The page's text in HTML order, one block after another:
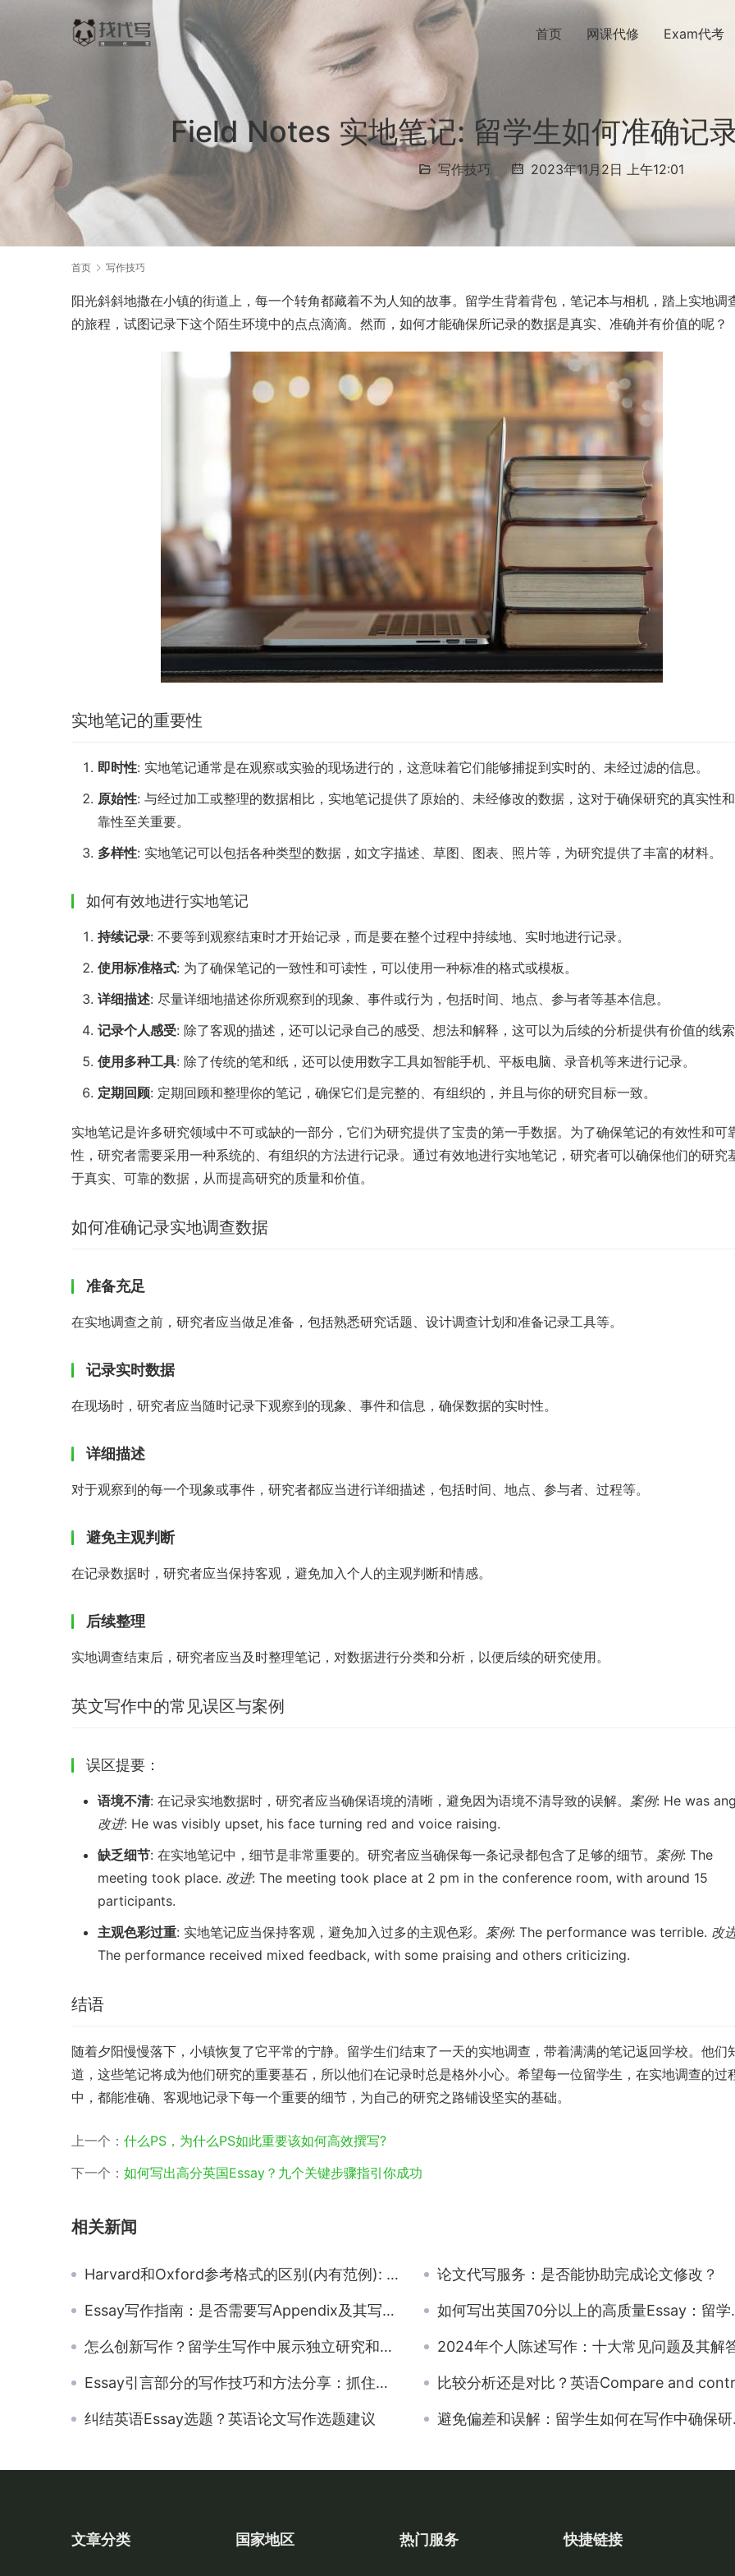
首页 网课代修 Exam代考
Field Notes 实地笔记: 留学生如何准确记
写作技巧 2023年11月2日 上午12:01
首页 写作技巧
阳光斜斜地撒在小镇的街道上，每一个转角都藏着不为人知的故事。留学生背着背包，笔记本与相机，踏上实地调
的旅程，试图记录下这个陌生环境中的点点滴滴。然而，如何才能确保所记录的数据是真实、准确并有价值的呢？
实地笔记的重要性
即时性: 实地笔记通常是在观察或实验的现场进行的，这意味着它们能够捕捉到实时的、未经过滤的信息。
原始性: 与经过加工或整理的数据相比，实地笔记提供了原始的、未经修改的数据，这对于确保研究的真实性
靠性至关重要。
多样性: 实地笔记可以包括各种类型的数据，如文字描述、草图、图表、照片等，为研究提供了丰富的材料。
如何有效地进行实地笔记
持续记录: 不要等到观察结束时才开始记录，而是要在整个过程中持续地、实时地进行记录。
使用标准格式: 为了确保笔记的一致性和可读性，可以使用一种标准的格式或模板。
详细描述: 尽量详细地描述你所观察到的现象、事件或行为，包括时间、地点、参与者等基本信息。
记录个人感受: 除了客观的描述，还可以记录自己的感受、想法和解释，这可以为后续的分析提供有价值的线
使用多种工具: 除了传统的笔和纸，还可以使用数字工具如智能手机、平板电脑、录音机等来进行记录。
定期回顾: 定期回顾和整理你的笔记，确保它们是完整的、有组织的，并且与你的研究目标一致。
实地笔记是许多研究领域中不可或缺的一部分，它们为研究提供了宝贵的第一手数据。为了确保笔记的有效性和可
性，研究者需要采用一种系统的、有组织的方法进行记录。通过有效地进行实地笔记，研究者可以确保他们的研究
于真实、可靠的数据，从而提高研究的质量和价值。
如何准确记录实地调查数据
准备充足
在实地调查之前，研究者应当做足准备，包括熟悉研究话题、设计调查计划和准备记录工具等。
记录实时数据
在现场时，研究者应当随时记录下观察到的现象、事件和信息，确保数据的实时性。
详细描述
对于观察到的每一个现象或事件，研究者都应当进行详细描述，包括时间、地点、参与者、过程等。
避免主观判断
在记录数据时，研究者应当保持客观，避免加入个人的主观判断和情感。
后续整理
实地调查结束后，研究者应当及时整理笔记，对数据进行分类和分析，以便后续的研究使用。
英文写作中的常见误区与案例
误区提要：
语境不清: 在记录实地数据时，研究者应当确保语境的清晰，避免因为语境不清导致的误解。 案例: He was
改进: He was visibly upset, his face turning red and voice raising.
缺乏细节: 在实地笔记中，细节是非常重要的。研究者应当确保每一条记录都包含了足够的细节。 案例: The
meeting took place. 改进: The meeting took place at 2 pm in the conference room, with around 15
participants.
主观色彩过重: 实地笔记应当保持客观，避免加入过多的主观色彩。 案例: The performance was terrible. 改
The performance received mixed feedback, with some praising and others criticizing.
结语
随着夕阳慢慢落下，小镇恢复了它平常的宁静。留学生们结束了一天的实地调查，带着满满的笔记返回学校。他们
道，这些笔记将成为他们研究的重要基石，所以他们在记录时总是格外小心。希望每一位留学生，在实地调查的过
中，都能准确、客观地记录下每一个重要的细节，为自己的研究之路铺设坚实的基础。
上一个： 什么PS，为什么PS如此重要该如何高效撰写?
下一个： 如何写出高分英国Essay？九个关键步骤指引你成功
相关新闻
Harvard和Oxford参考格式的区别(内有范例): 一站式解答! 论文代写服务：是否能协助完成论文修改？
Essay写作指南：是否需要写Appendix及其写作技巧 如何写出英国70分以上的高质量Essay：留学生指南
怎么创新写作？留学生写作中展示独立研究和创新思维的技巧 2024年个人陈述写作：十大常见问题及其解
Essay引言部分的写作技巧和方法分享：抓住读者的注意力 比较分析还是对比？英语Compare and contrast essay论文写作技巧
纠结英语Essay选题？英语论文写作选题建议 避免偏差和误解：留学生如何在写作中确保研究的客观性
文章分类 国家地区 热门服务 快捷链接